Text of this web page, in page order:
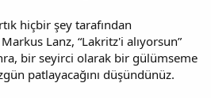
hiçbir şey tarafından
Lanz, “Lakritz'i alıyorsun”
bir seyirci olarak bir gülümseme
patlayacağını düşündünüz.